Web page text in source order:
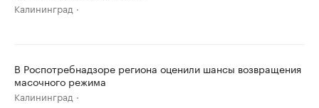
Калининград
В Роспотребнадзоре региона оценили шансы возвращения
масочного режима
Калининград